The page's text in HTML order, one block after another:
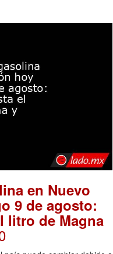
en Nuevo
9 de agosto:
litro de Magna